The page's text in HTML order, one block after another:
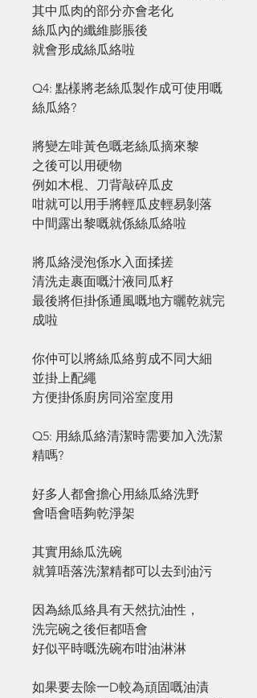
其中瓜肉的部分亦會老化
絲瓜內的纖維膨脹後
就會形成絲瓜絡啦
Q4: 點樣將老絲瓜製作成可使用嘅
絲瓜絡?
將變左啡黃色嘅老絲瓜摘來黎
之後可以用硬物
例如木棍、刀背敲碎瓜皮
咁就可以用手將輕瓜皮輕易剝落
中間露出黎嘅就係絲瓜絡啦
將瓜絡浸泡係水入面揉搓
清洗走裹面嘅汁液同瓜籽
最後將佢掛係通風嘅地方曬乾就完
成啦
你仲可以將絲瓜絡剪成不同大細
並掛上配繩
方便掛係廚房同浴室度用
Q5: 用絲瓜絡清潔時需要加入洗潔
精嗎?
好多人都會擔心用絲瓜絡洗野
會唔會唔夠乾淨架
其實用絲瓜洗碗
就算唔落洗潔精都可以去到油污
因為絲瓜絡具有天然抗油性，
洗完碗之後佢都唔會
好似平時嘅洗碗布咁油淋淋
如果要去除一D較為頑固嘅油漬